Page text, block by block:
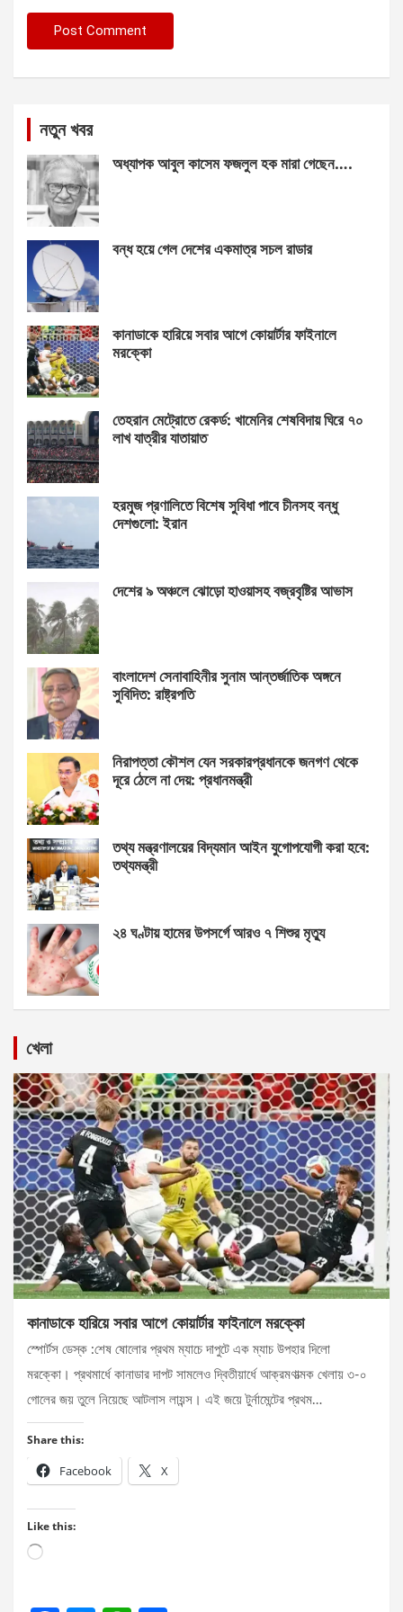
নতুন খবর
অধ্যাপক আবুল কাসেম ফজলুল হক মারা গেছেন….
বন্ধ হয়ে গেল দেশের একমাত্র সচল রাডার
কানাডাকে হারিয়ে সবার আগে কোয়ার্টার ফাইনালে
মরক্কো
তেহরান মেট্রোতে রেকর্ড: খামেনির শেষবিদায় ঘিরে ৭০
লাখ যাত্রীর যাতায়াত
হরমুজ প্রণালিতে বিশেষ সুবিধা পাবে চীনসহ বন্ধু
দেশগুলো: ইরান
দেশের ৯ অঞ্চলে ঝোড়ো হাওয়াসহ বজ্রবৃষ্টির আভাস
বাংলাদেশ সেনাবাহিনীর সুনাম আন্তর্জাতিক অঙ্গনে
সুবিদিত: রাষ্ট্রপতি
নিরাপত্তা কৌশল যেন সরকারপ্রধানকে জনগণ থেকে
দূরে ঠেলে না দেয়: প্রধানমন্ত্রী
তথ্য মন্ত্রণালয়ের বিদ্যমান আইন যুগোপযোগী করা হবে:
তথ্যমন্ত্রী
২৪ ঘণ্টায় হামের উপসর্গে আরও ৭ শিশুর মৃত্যু
খেলা
কানাডাকে হারিয়ে সবার আগে কোয়ার্টার ফাইনালে মরক্কো
স্পোর্টস ডেস্ক :শেষ ষোলোর প্রথম ম্যাচে দাপুটে এক ম্যাচ উপহার দিলো
মরক্কো। প্রথমার্ধে কানাডার দাপট সামলেও দ্বিতীয়ার্ধে আক্রমণাত্মক খেলায় ৩-০
গোলের জয় তুলে নিয়েছে আটলাস লায়ন্স। এই জয়ে টুর্নামেন্টের প্রথম…
Share this:
Facebook X
Like this:
Loading…